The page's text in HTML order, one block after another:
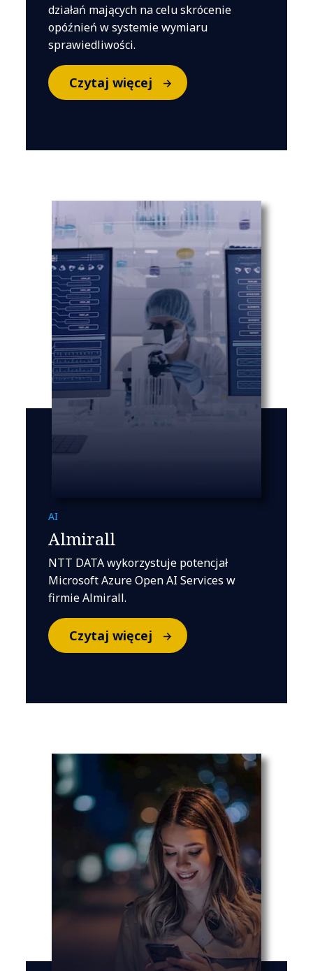
działań mających na celu skrócenie
opóźnień w systemie wymiaru
sprawiedliwości.
Czytaj więcej
AI
Almirall
NTT DATA wykorzystuje potencjał
Microsoft Azure Open AI Services w
firmie Almirall.
Czytaj więcej